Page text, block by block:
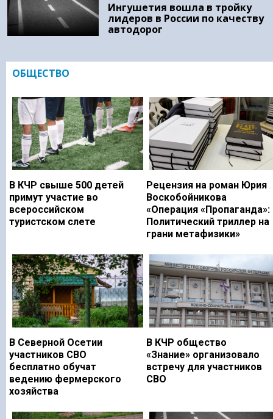
Ингушетия вошла в тройку
лидеров в России по качеству
автодорог
ОБЩЕСТВО
В КЧР свыше 500 детей
примут участие во
всероссийском
туристском слете
Рецензия на роман Юрия
Воскобойникова
«Операция «Пропаганда»:
Политический триллер на
грани метафизики»
В Северной Осетии
участников СВО
бесплатно обучат
ведению фермерского
хозяйства
В КЧР общество
«Знание» организовало
встречу для участников
СВО